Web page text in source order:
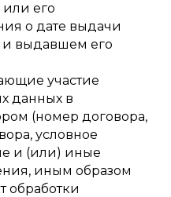
его
о дате выдачи
и выдавшем его
участие
данных в
(номер договора,
условное
и (или) иные
иным образом
обработки